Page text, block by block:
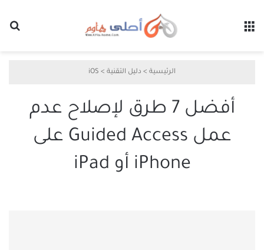
الرئيسية > دليل التقنية >
iOS
أفضل 7 طرق لإصلاح عدم
عمل Guided Access على
iPhone أو iPad